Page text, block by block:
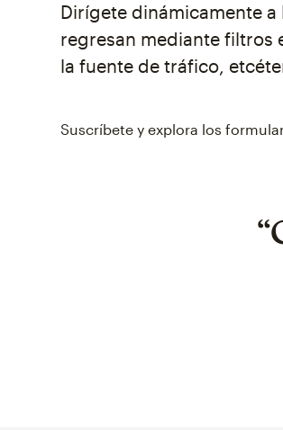
Dirígete dinámicamente
regresan mediante filtros
la fuente de tráfico,
Suscríbete y explora los